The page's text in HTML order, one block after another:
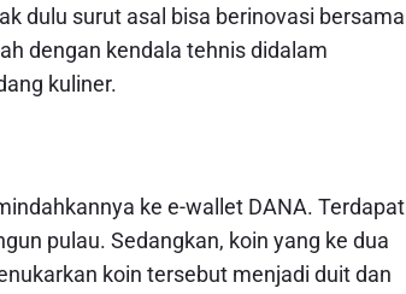
dulu surut asal bisa berinovasi bersama
dengan kendala tehnis didalam
kuliner.
ke e-wallet DANA. Terdapat
pulau. Sedangkan, koin yang ke dua
koin tersebut menjadi duit dan